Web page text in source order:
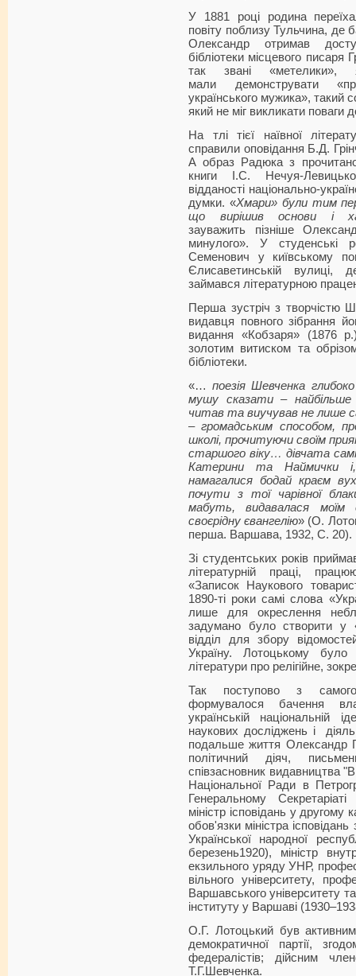
У 1881 році родина
повіту поблизу Тульчина, де
Олександр отримав
бібліотеки місцевого
так звані
мали демонструвати
українського мужика», такий
який не міг викликати поваги
На тлі тієї наївної
справили оповідання Б.Д.
А образ Радюка з
книги І.С. Нечуя-
відданості національно-
думки. «Хмари» були тим
що вирішив основи і
зауважить пізніше
минулого». У студенські
Семенович у київському
Єлисаветинській
займався літературною
Перша зустріч з творчістю
видавця повного зібрання
видання «Кобзаря» (1876
золотим витиском та
бібліотеки.
«…поезія Шевченка
мушу сказати – найбільше
читав та виучував не лише
– громадським способом,
школі, прочитуючи своїм
старшого віку… дівчата
Катерини та Наймички і,
намагалися бодай краєм
почути з тої чарівної
мабуть, видавалася моїм
своєрідну євангелію» (О.
перша. Варшава, 1932, С. 20).
Зі студентських років
літературній праці,
«Записок Наукового
1890-ті роки самі слова
лише для окреслення
задумано було створити у
відділ для збору
Україну. Лотоцькому було
літератури про релігійне,
Так поступово з
формувалося бачення
українській національній
наукових досліджень і
подальше життя Олександр
політичний діяч,
співзасновник видавництва
Національної Ради в
Генеральному
міністр ісповідань у
обов'язки міністра
Української народної
березень1920), міністр
екзильного уряду УНР,
вільного університету,
Варшавського університету
інституту у Варшаві (1930–
О.Г. Лотоцький був
демократичної партії,
федералістів; дійсним
Т.Г.Шевченка.